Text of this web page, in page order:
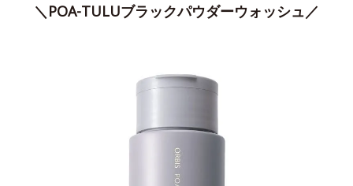
＼POA-TULUブラックパウダーウォッシュ／